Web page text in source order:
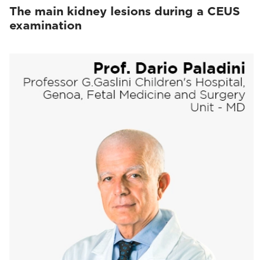
The main kidney lesions during a CEUS
examination